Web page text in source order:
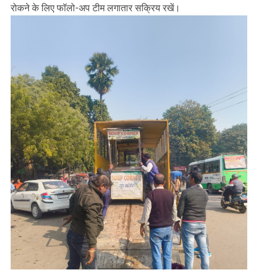
रोकने के लिए फॉलो-अप टीम लगातार सक्रिय रखें।